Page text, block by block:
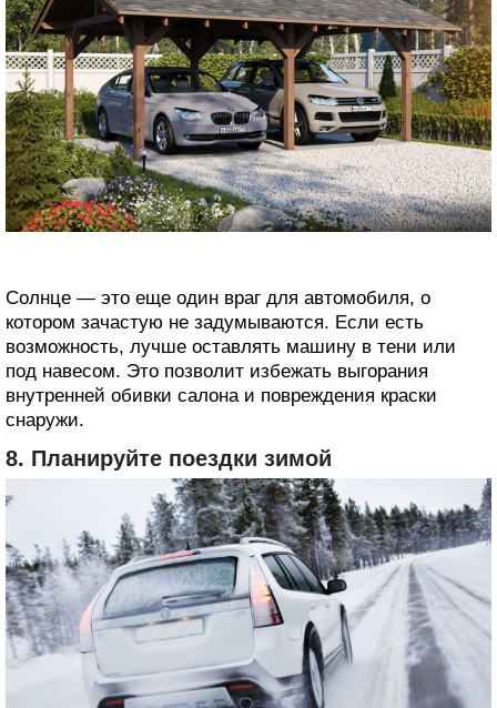
Солнце — это еще один враг для автомобиля, о
котором зачастую не задумываются. Если есть
возможность, лучше оставлять машину в тени или
под навесом. Это позволит избежать выгорания
внутренней обивки салона и повреждения краски
снаружи.
8. Планируйте поездки зимой